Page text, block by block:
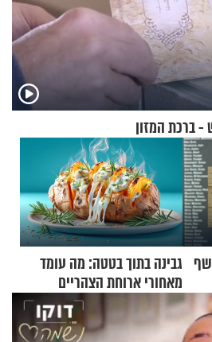
- ברכת המזון
גבינה בתוך בטטה: מה עומד
מאחורי ארוחת הצהריים
שכבשה את הרשת?